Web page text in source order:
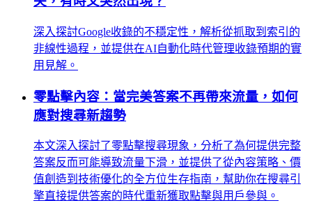
深入探討Google收錄的不穩定性，解析從抓取到索引的
非線性過程，並提供在AI自動化時代管理收錄預期的實
用見解。
零點擊內容：當完美答案不再帶來流量，如何
應對搜尋新趨勢
本文深入探討了零點擊搜尋現象，分析了為何提供完整
答案反而可能導致流量下滑，並提供了從內容策略、價
值創造到技術優化的全方位生存指南，幫助你在搜尋引
擎直接提供答案的時代重新獲取點擊與用戶參與。